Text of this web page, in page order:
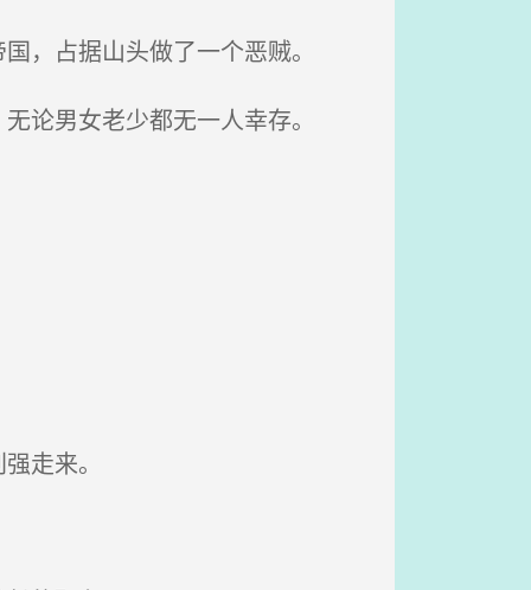
，占据山头做了一个恶贼。
论男女老少都无一人幸存。
走来。